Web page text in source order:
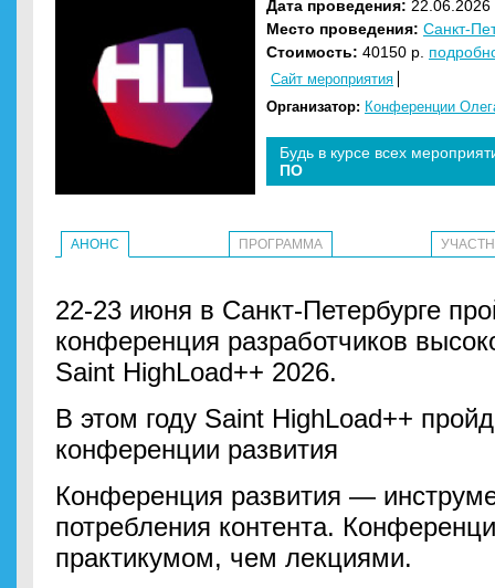
Дата проведения:
Место проведения: Санкт-
Стоимость: 40150 р.
Сайт мероприятия
Организатор: Конференции
Будь в курсе всех
ПО
АНОНС ПРОГРАММА
22-23 июня в Санкт-Петербурге
конференция разработчиков
Saint HighLoad++ 2026.
В этом году Saint HighLoad++
конференции развития
Конференция развития —
потребления контента.
практикумом, чем лекциями.